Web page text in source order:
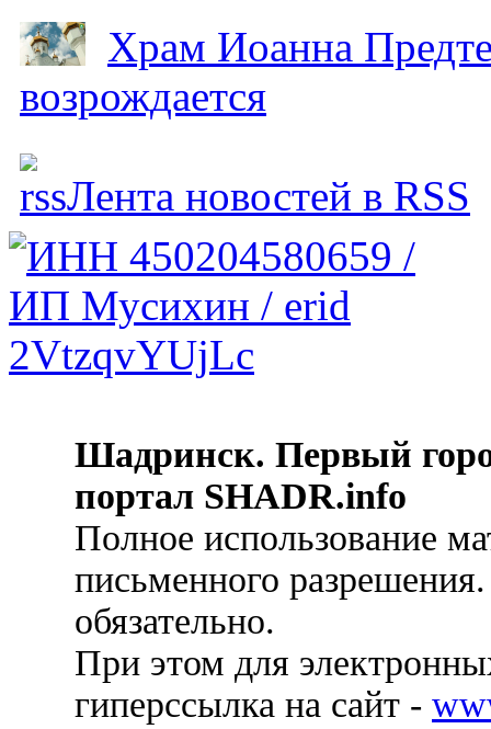
Храм Иоанна
возрождается
Лента новостей в RSS
Шадринск. Первый
портал SHADR.info
Полное использование
письменного
обязательно.
При этом для
гиперссылка на сайт -